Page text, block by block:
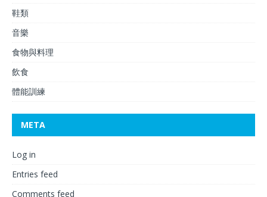
鞋類
音樂
食物與料理
飲食
體能訓練
META
Log in
Entries feed
Comments feed